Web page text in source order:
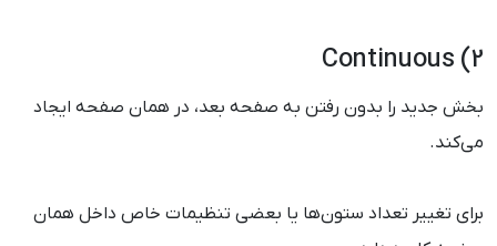
2) Continuous
بخش جدید را بدون رفتن به صفحه بعد، در همان صفحه ایجاد
می‌کند.
برای تغییر تعداد ستون‌ها یا بعضی تنظیمات خاص داخل همان